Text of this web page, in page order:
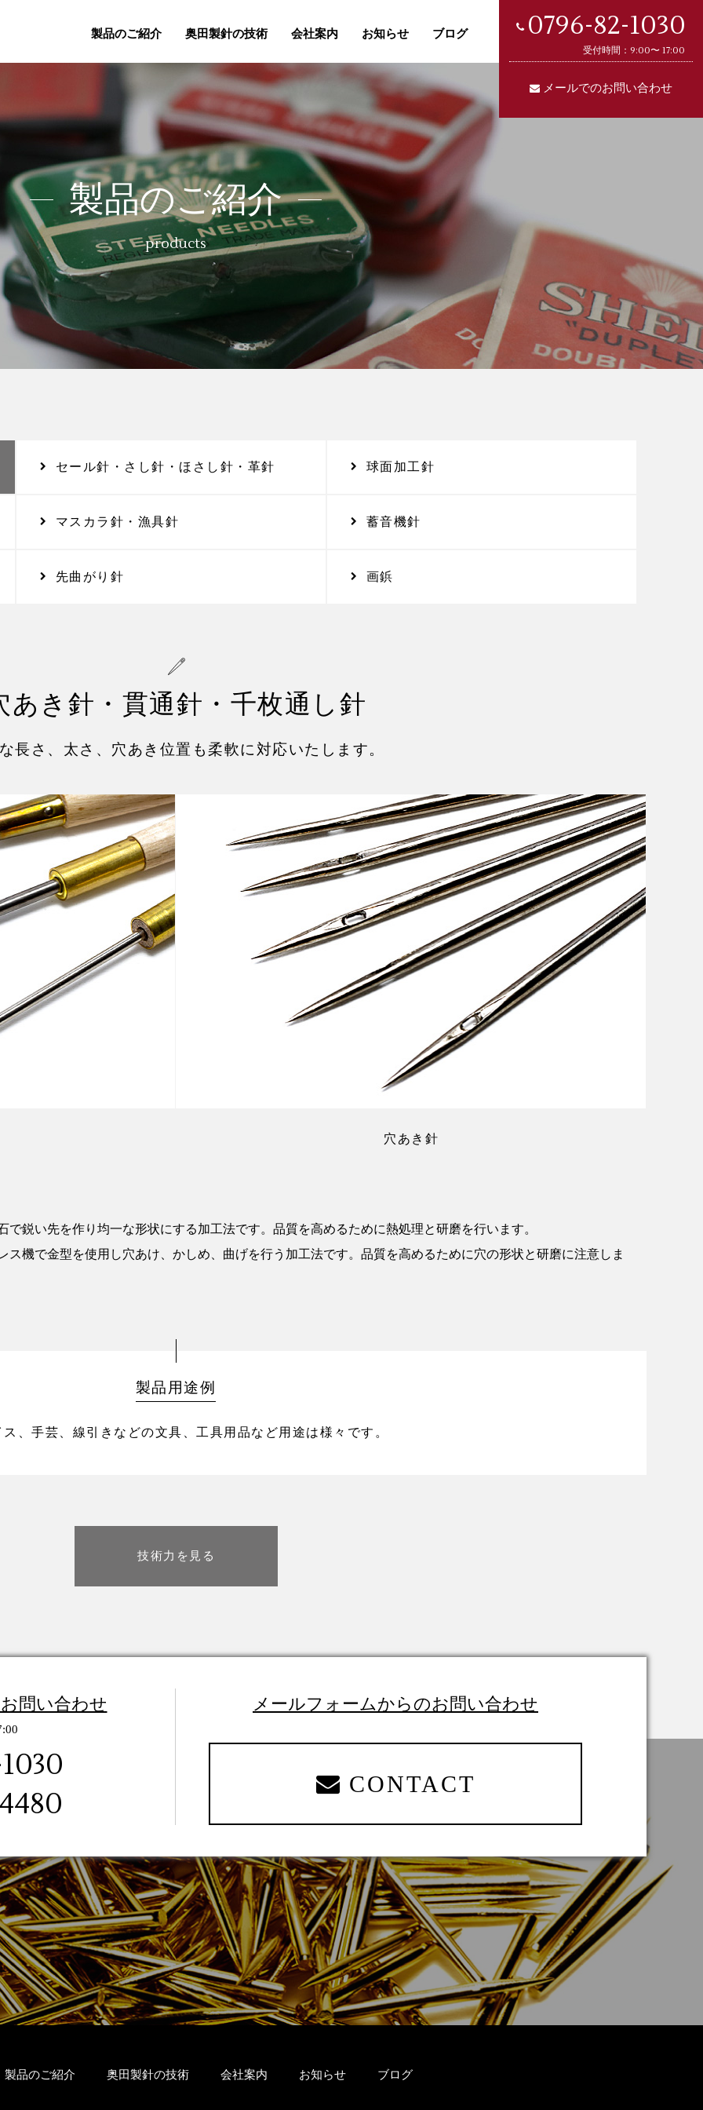
製品のご紹介 奥田製針の技術 会社案内 お知らせ ブログ 0796-82-1030
受付時間：9:00〜 17:00
メールでのお問い合わせ
製品のご紹介
products
セール針・さし針・ほさし針・革針 球面加工針
マスカラ針・漁具針 蓄音機針
先曲がり針 画鋲
あき針・貫通針・千枚通し針
長さ、太さ、穴あき位置も柔軟に対応いたします。
穴あき針
で鋭い先を作り均一な形状にする加工法です。品質を高めるために熱処理と研磨を行います。
ス機で金型を使用し穴あけ、かしめ、曲げを行う加工法です。品質を高めるために穴の形状と研磨に注意しま
製品用途例
ス、手芸、線引きなどの文具、工具用品など用途は様々です。
技術力を見る
問い合わせ メールフォームからのお問い合わせ
CONTACT
製品のご紹介 奥田製針の技術 会社案内 お知らせ ブログ